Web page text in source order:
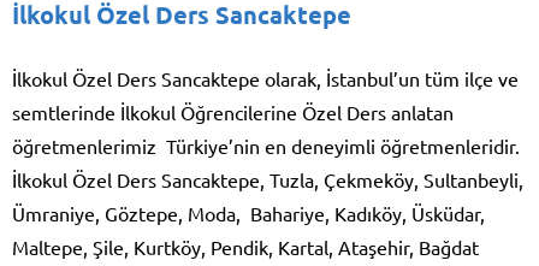
İlkokul Özel Ders Sancaktepe
İlkokul Özel Ders Sancaktepe olarak, İstanbul’un tüm ilçe ve
semtlerinde İlkokul Öğrencilerine Özel Ders anlatan
öğretmenlerimiz Türkiye’nin en deneyimli öğretmenleridir.
İlkokul Özel Ders Sancaktepe, Tuzla, Çekmeköy, Sultanbeyli,
Ümraniye, Göztepe, Moda, Bahariye, Kadıköy, Üsküdar,
Maltepe, Şile, Kurtköy, Pendik, Kartal, Ataşehir, Bağdat